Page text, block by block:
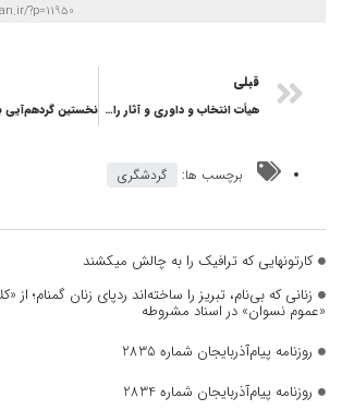
?p=11950
قبلی
هیأت انتخاب و داوری و آثار راه‌یافته بخش عکس جشنواره «سهند» معرفی شدند
برچسب ها: گردشگری
کارتونهایی که ترافیک را به چالش میکشند
زنانی که بی‌نام، تبریز را ساخته‌اند ردپای زنان گمنام؛ از
«عموم نسوان» در اسناد مشروطه
روزنامه پیام‌آذربایجان شماره 2835
روزنامه پیام‌آذربایجان شماره 2834